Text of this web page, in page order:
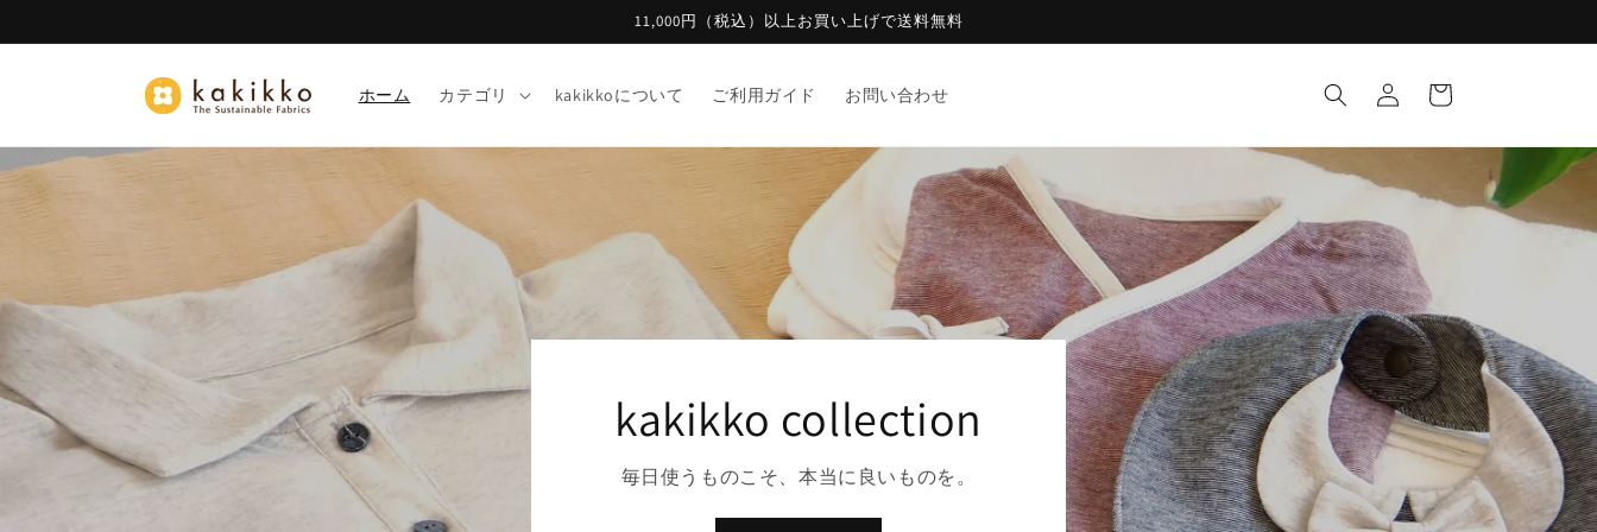
進む
11,000円（税込）以上お買い上げで送料無料
ホーム カテゴリ kakikkoについて ご利用ガイド お問い合わせ
ロ
グ
イ
ー
kakikko collection
毎日使うものこそ、本当に良いものを。